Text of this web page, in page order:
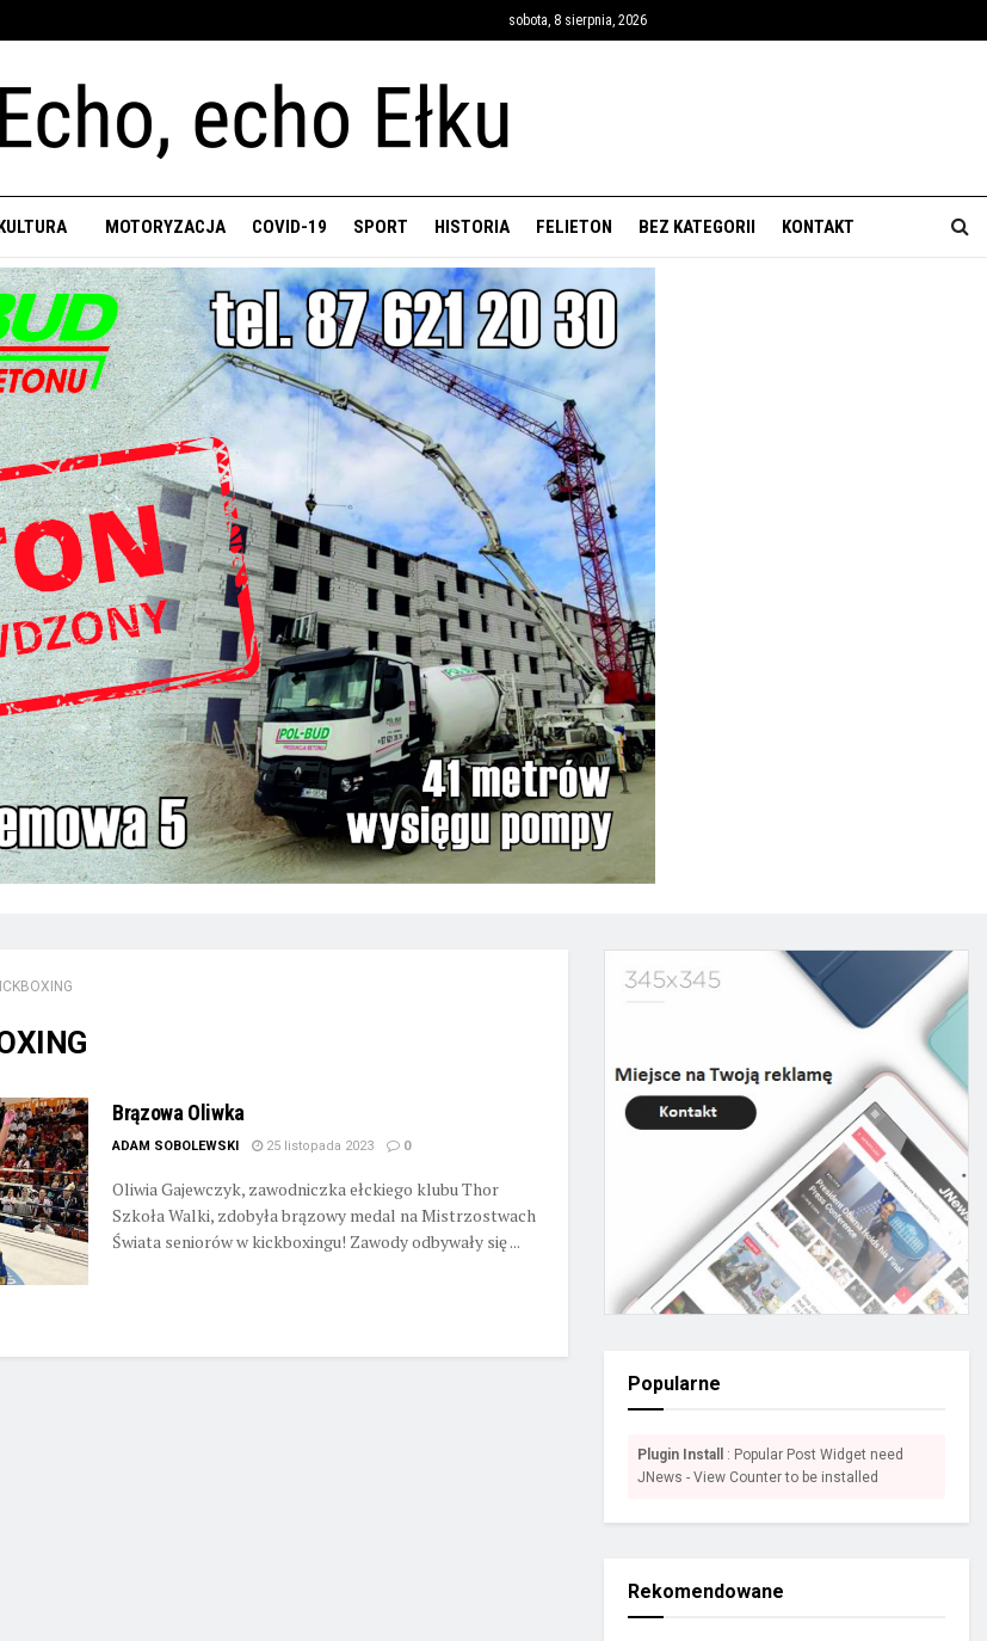
sobota, 8 sierpnia, 2026
MOTORYZACJA COVID-19 SPORT HISTORIA FELIETON BEZ KATEGORII KONTAKT
Brązowa Oliwka
ADAM SOBOLEWSKI 25 listopada 2023 0
Oliwia Gajewczyk, zawodniczka ełckiego klubu Thor
Szkoła Walki, zdobyła brązowy medal na Mistrzostwach
Świata seniorów w kickboxingu! Zawody odbywały się ...
Popularne
Plugin Install
: Popular Post Widget need
JNews - View Counter to be installed
Rekomendowane